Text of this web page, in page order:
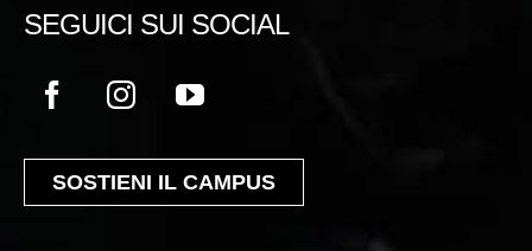
SEGUICI SUI SOCIAL
SOSTIENI IL CAMPUS